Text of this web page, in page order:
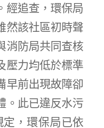
經追查，環保局
然該社區初時聲
消防局共同查核
壓力均低於標準
早前出現故障卻
。此已違反水污
，環保局已依